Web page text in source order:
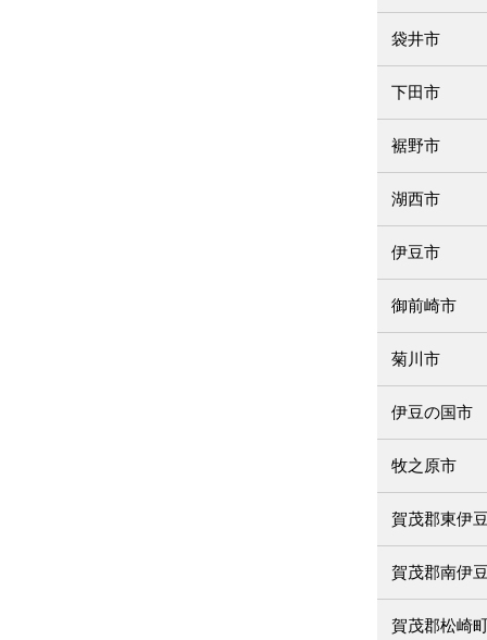
袋井市
下田市
裾野市
湖西市
伊豆市
御前崎市
菊川市
伊豆の国市
牧之原市
賀茂郡東伊
賀茂郡南伊
賀茂郡松崎